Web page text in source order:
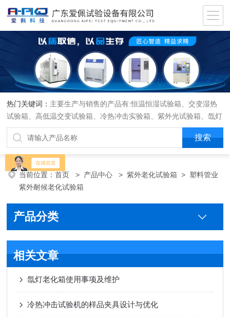
热门关键词： 主要生产与销售的产品有:恒温恒湿试验箱、交变湿热
试验箱、高低温交变试验箱、冷热冲击实验箱、紫外光试验箱、氙灯
老化箱、恒温恒湿实验室、沙尘试验箱、淋雨试验箱、盐水喷雾试验
箱、各种振动试验台、拉力试验机、蒸汽老化试验机、跌落试验机、
插拔力试验机、按健寿命试验机、纸带耐磨擦试验机、工业烘烤箱
当前位置：首页 > 产品中心 >紫外老化试验箱 > 塑料管业
紫外耐候老化试验箱
产品分类
相关文章
氙灯老化箱使用事项及维护
冷热冲击试验机的样品夹具设计与优化